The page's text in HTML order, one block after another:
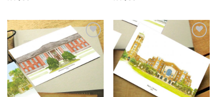
加入
「願
望輕
單」
加入
「願
望輕